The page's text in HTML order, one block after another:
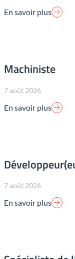
En savoir plus
Machiniste
7 août 2026
En savoir plus
7 août 2026
En savoir plus